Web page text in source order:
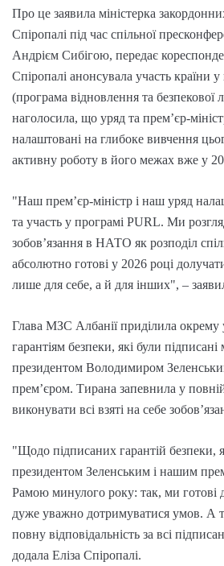
Про це заявила міністерка
Спіропалі під час спільної
Андрієм Сибігою, передає
Спіропалі анонсувала участь країни
(програма відновлення та безпекової
наголосила, що уряд та прем’єр-
налаштовані на глибоке вивчення
активну роботу в його межах вже у
"Наш прем’єр-міністр і наш уряд
та участь у програмі PURL. Ми
зобов’язання в НАТО як розподіл
абсолютно готові у 2026 році
лише для себе, а й для інших", –
Глава МЗС Албанії приділила окрему
гарантіям безпеки, які були
президентом Володимиром
прем’єром. Тирана запевнила у
виконувати всі взяті на себе
"Щодо підписаних гарантій безпеки,
президентом Зеленським і нашим
Рамою минулого року: так, ми готові
дуже уважно дотримуватися умов. А
повну відповідальність за всі
додала Еліза Спіропалі.